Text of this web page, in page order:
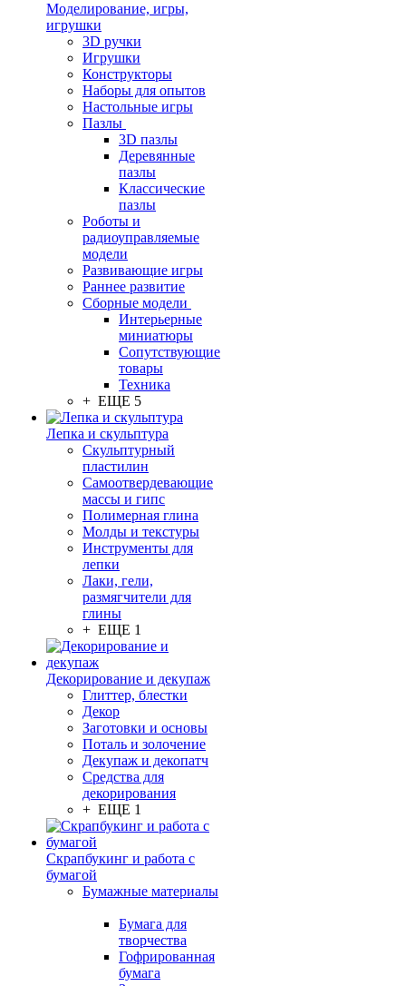
Моделирование, игры,
игрушки
3D ручки
Игрушки
Конструкторы
Наборы для опытов
Настольные игры
Пазлы
3D пазлы
Деревянные
пазлы
Классические
пазлы
Роботы и
радиоуправляемые
модели
Развивающие игры
Раннее развитие
Сборные модели
Интерьерные
миниатюры
Сопутствующие
товары
Техника
+ ЕЩЕ 5
Лепка и скульптура
Скульптурный
пластилин
Самоотвердевающие
массы и гипс
Полимерная глина
Молды и текстуры
Инструменты для
лепки
Лаки, гели,
размягчители для
глины
+ ЕЩЕ 1
Декорирование и декупаж
Глиттер, блестки
Декор
Заготовки и основы
Поталь и золочение
Декупаж и декопатч
Средства для
декорирования
+ ЕЩЕ 1
Скрапбукинг и работа с
бумагой
Бумажные материалы
Бумага для
творчества
Гофрированная
бумага